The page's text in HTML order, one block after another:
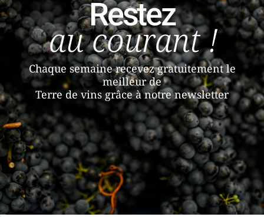
Restez
au courant !
Chaque semaine recevez gratuitement le
meilleur de
Terre de vins grâce à notre newsletter